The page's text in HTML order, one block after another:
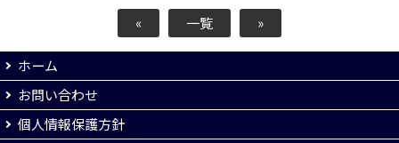
« 一覧 »
ホーム
お問い合わせ
個人情報保護方針